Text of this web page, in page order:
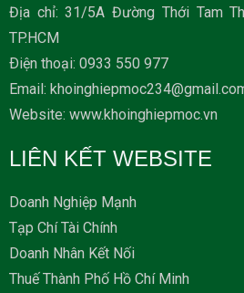
Địa chỉ: 31/5A Đường Thới Tam
TP.HCM
Ðiện thoại: 0933 550 977
Email:
Website: www.khoinghiepmoc.vn
LIÊN KẾT WEBSITE
Doanh Nghiệp Mạnh
Tạp Chí Tài Chính
Doanh Nhân Kết Nối
Thuế Thành Phố Hồ Chí Minh